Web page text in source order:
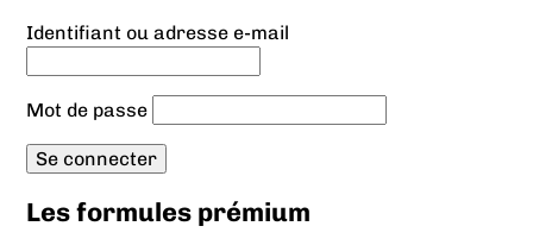
Identifiant ou adresse e-mail
Mot de passe
Les formules prémium